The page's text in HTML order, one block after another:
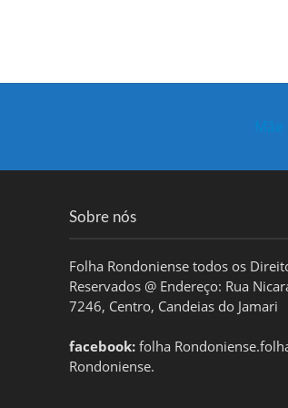
Sobre nós
Folha Rondoniense todos os
Reservados @ Endereço: Rua
7246, Centro, Candeias do Jamari
facebook:folha
Rondoniense.